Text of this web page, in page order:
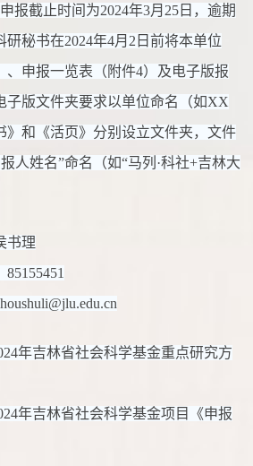
截止时间为2024年3月25日，逾期
秘书在2024年4月2日前将本单位
、申报一览表（附件4）及电子版报
子版文件夹要求以单位命名（如XX
》和《活页》分别设立文件夹，文件
人姓名”命名（如“马列·科社+吉林大
理
林省社会科学基金重点研究方
社会科学基金项目《申报